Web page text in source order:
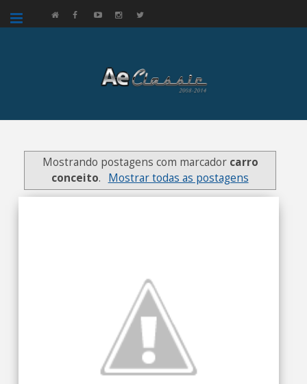
Mostrando postagens com marcador carro
conceito. Mostrar todas as postagens